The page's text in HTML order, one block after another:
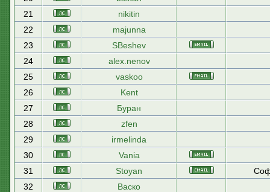
21
nikitin
22
majunna
23
SBeshev
24
alex.nenov
25
vaskoo
26
Kent
27
Буран
28
zfen
29
irmelinda
30
Vania
31
Stoyan
32
Васко